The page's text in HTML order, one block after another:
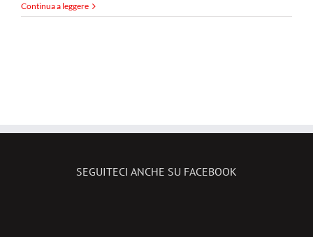
Continua a leggere
SEGUITECI ANCHE SU FACEBOOK